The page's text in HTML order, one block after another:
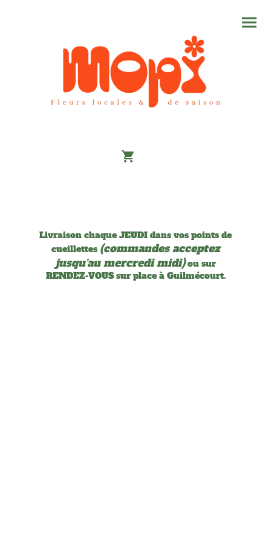
Livraison chaque JEUDI dans vos points de
cueillettes (commandes acceptez
jusqu'au mercredi midi)ou sur
RENDEZ-VOUS sur place à Guilmécourt.